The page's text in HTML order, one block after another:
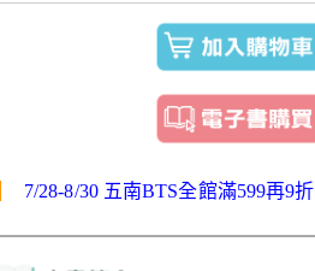
7/28-8/30 五南BTS全館滿599再9折